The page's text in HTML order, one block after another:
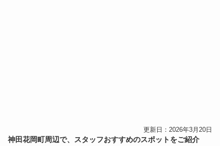
更新日：2026年3月20日
神田花岡町周辺で、スタッフおすすめのスポットをご紹介